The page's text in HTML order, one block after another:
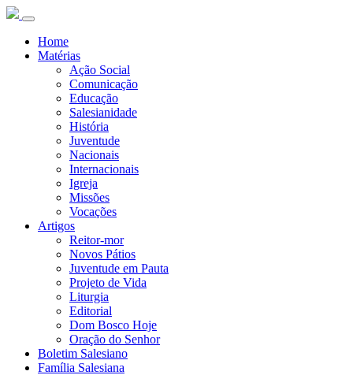
Home
Matérias
Ação Social
Comunicação
Educação
Salesianidade
História
Juventude
Nacionais
Internacionais
Igreja
Missões
Vocações
Artigos
Reitor-mor
Novos Pátios
Juventude em Pauta
Projeto de Vida
Liturgia
Editorial
Dom Bosco Hoje
Oração do Senhor
Boletim Salesiano
Família Salesiana